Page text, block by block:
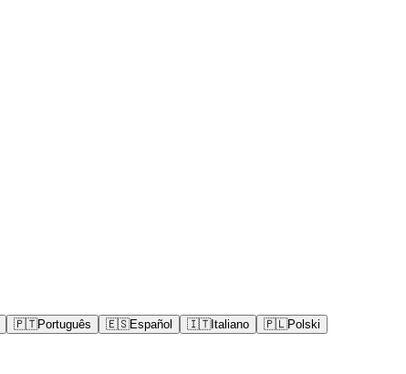
🇵🇹Português 🇪🇸Español 🇮🇹Italiano 🇵🇱Polski